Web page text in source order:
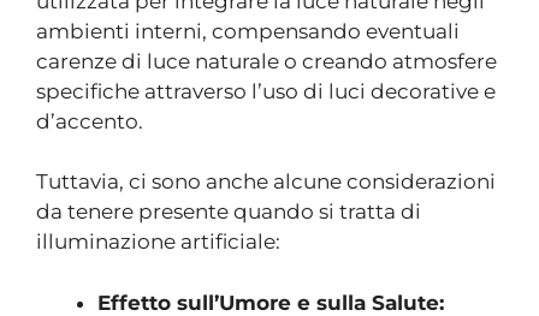
ambienti interni, compensando eventuali
carenze di luce naturale o creando atmosfere
specifiche attraverso l’uso di luci decorative e
d’accento.
Tuttavia, ci sono anche alcune considerazioni
da tenere presente quando si tratta di
illuminazione artificiale:
Effetto sull’Umore e sulla Salute: